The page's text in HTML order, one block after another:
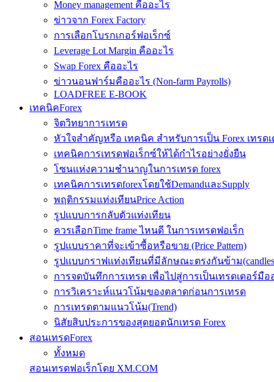
Money management คืออะไร
ข่าวจาก Forex Factory
การเลือกโบรกเกอร์ฟอเร็กซ์
Leverage Lot Margin คืออะไร
Swap Forex คืออะไร
ข่าวนอนฟาร์มคืออะไร (Non-farm Payrolls)
LOADFREE E-BOOK
เทคนิคForex
จิตวิทยาการเทรด
หัวใจสำคัญหรือ เทคนิค สำหรับการเป็น Forex เทรดเ
เทคนิคการเทรดฟอเร็กซ์ให้ได้กำไรอย่างยั่งยืน
โซนแห่งความชำนาญในการเทรด forex
เทคนิคการเทรดforexโดยใช้DemandและSupply
พฤติกรรมแท่งเทียนPrice Action
รูปแบบการกลับตัวแท่งเทียน
ควรเลือกTime frame ไหนดี ในการเทรดฟอเร็ก
รูปแบบราคาที่จะเข้าซื้อหรือขาย (Price Pattern)
รูปแบบกราฟแท่งเทียนที่มีลักษณะตรงกันข้าม
การจดบันทึกการเทรด เพื่อไปสู่การเป็นเทรดเดอร์มื
การวิเคราะห์แนวโน้มของตลาดก่อนการเทรด
การเทรดตามแนวโน้ม(Trend)
นิสัยสิบประการของสุดยอดนักเทรด Forex
สอนเทรดForex
ทั้งหมด
สอนเทรดฟอเร็กโดย XM.COM